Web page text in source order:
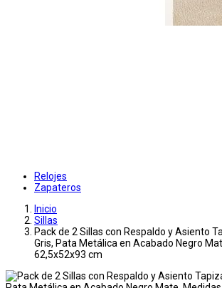
Relojes
Zapateros
Inicio
Sillas
Pack de 2 Sillas con Respaldo y Asiento
Gris, Pata Metálica en Acabado Negro
62,5x52x93 cm